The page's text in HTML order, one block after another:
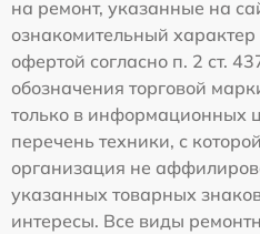
на ремонт, указанные на
ознакомительный
офертой согласно п. 2 ст.
обозначения торговой
только в информационных
перечень техники, с
организация не
указанных товарных
интересы. Все виды